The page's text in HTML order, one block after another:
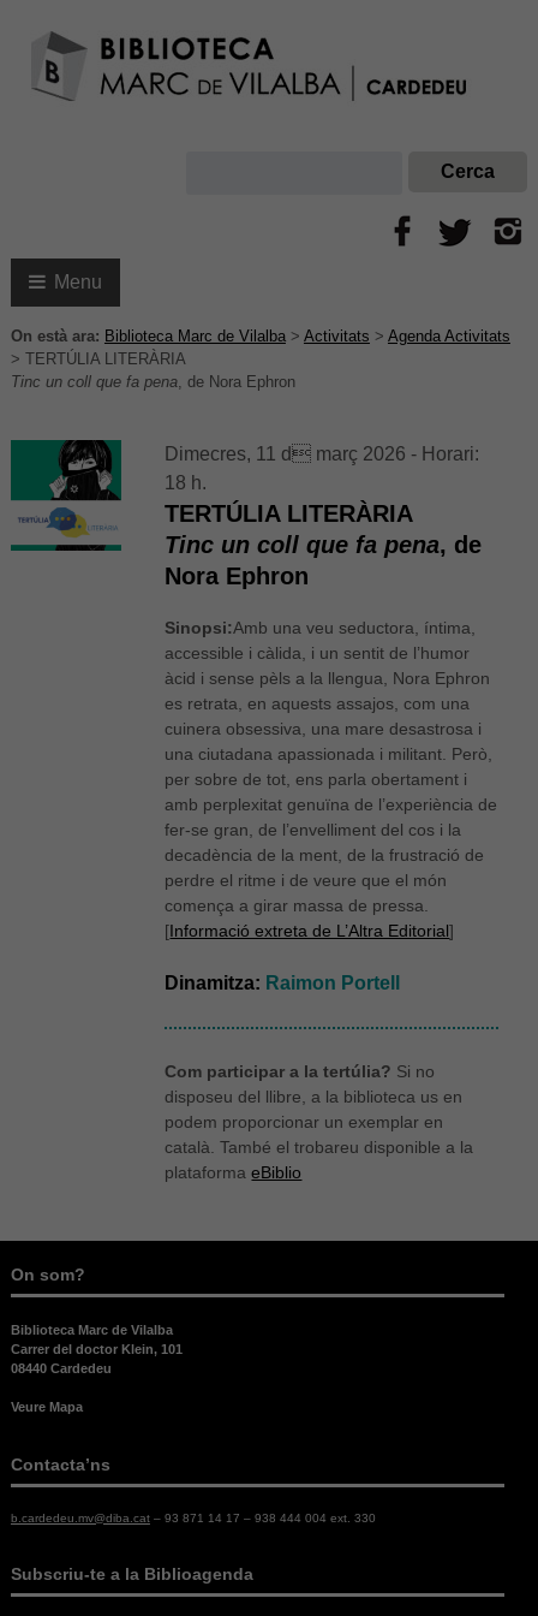
Menu
On està ara: Biblioteca Marc de Vilalba> Activitats > Agenda Activitats
> TERTÚLIA LITERÀRIA
Tinc un coll que fa pena, de Nora Ephron
Dimecres, 11 d març 2026 - Horari:
18 h.
TERTÚLIA LITERÀRIA
Tinc un coll que fa pena, de
Nora Ephron
Sinopsi:Amb una veu seductora, íntima,
accessible i càlida, i un sentit de l’humor
àcid i sense pèls a la llengua, Nora Ephron
es retrata, en aquests assajos, com una
cuinera obsessiva, una mare desastrosa i
una ciutadana apassionada i militant. Però,
per sobre de tot, ens parla obertament i
amb perplexitat genuïna de l’experiència de
fer-se gran, de l’envelliment del cos i la
decadència de la ment, de la frustració de
perdre el ritme i de veure que el món
comença a girar massa de pressa.
[Informació extreta de L’Altra Editorial]
Dinamitza: Raimon Portell
Com participar a la tertúlia? Si no
disposeu del llibre, a la biblioteca us en
podem proporcionar un exemplar en
català. També el trobareu disponible a la
plataformaeBiblio
On som?
Biblioteca Marc de Vilalba
Carrer del doctor Klein, 101
08440 Cardedeu
Veure Mapa
Contacta’ns
b.cardedeu.mv@diba.cat– 93 871 14 17 – 938 444 004 ext. 330
Subscriu-te a la Biblioagenda
cookies no